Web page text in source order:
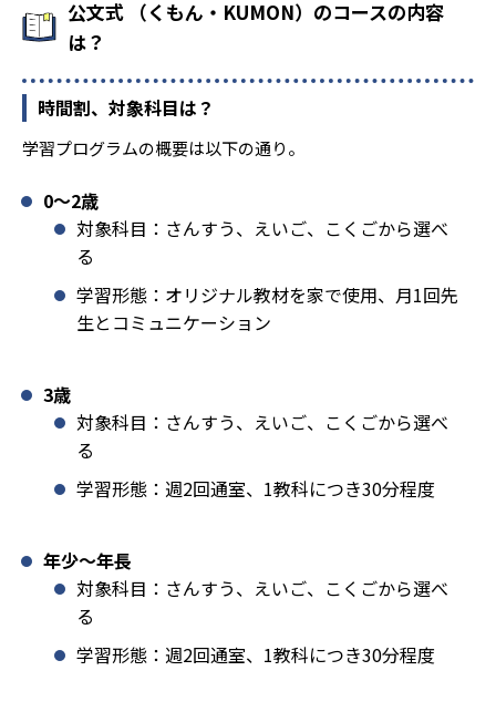
公文式 （くもん・KUMON）のコースの内容
は？
時間割、対象科目は？
学習プログラムの概要は以下の通り。
0〜2歳
対象科目：さんすう、えいご、こくごから選べ
る
学習形態：オリジナル教材を家で使用、月1回先
生とコミュニケーション
3歳
対象科目：さんすう、えいご、こくごから選べ
る
学習形態：週2回通室、1教科につき30分程度
年少〜年長
対象科目：さんすう、えいご、こくごから選べ
る
学習形態：週2回通室、1教科につき30分程度